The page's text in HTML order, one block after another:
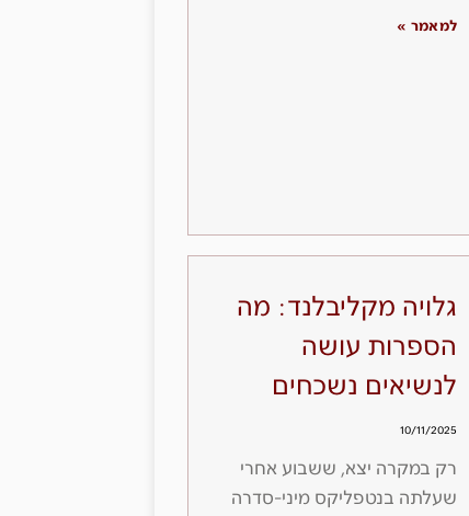
למאמר »
גלויה מקליבלנד: מה
הספרות עושה
לנשיאים נשכחים
10/11/2025
רק במקרה יצא, ששבוע אחרי
שעלתה בנטפליקס מיני-סדרה